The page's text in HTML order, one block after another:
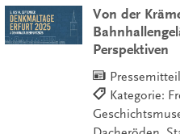
Von der
Perspektiven
Kategorie: